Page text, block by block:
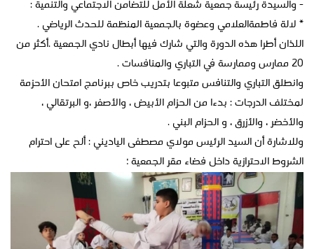
- والسيدة رئيسة جمعية شعلة الأمل للتضامن الاجتماعي والتنمية :
* لالة فاطمةالعلامي وعضوة بالجمعية المنظمة للحدث الرياضي .
اللذان أطرا هذه الدورة والتي شارك فيها أبطال نادي الجمعية .أكثر من
20 ممارس وممارسة في التباري والمنافسات .
وانطلق التباري والتنافس متبوعا بتدريب خاص ببرنامج امتحان الأحزمة
لمختلف الدرجات : بدءا من الحزام الأبيض ، والأصفر ،و البرتقالي ،
والأخضر ، والأزرق ، و الحزام البني .
وللاشارة أن السيد الرئيس مولاي مصطفى الياديني : ألح على احترام
الشروط الاحترازية داخل فضاء مقر الجمعية ؛